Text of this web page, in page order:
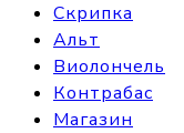
Скрипка
Альт
Виолончель
Контрабас
Магазин